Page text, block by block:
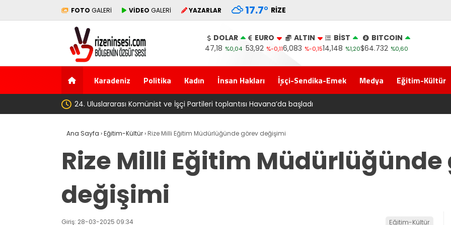
FOTO GALERİ VİDEO GALERİ YAZARLAR 17.7° RIZE
DOLAR
47,18 %0,04
EURO
53,92 %-0,11
ALTIN
6,083 %-0,15
BİST
14,148 %1,20
BITCOIN
$64.732 %0,60
Karadeniz Politika Kadın İnsan Hakları İşçi-Sendika-Emek Medya Eğitim-Kültür
‘Çerçeve yasa’ kanun teklifi Adalet Komisyonu’ndan geçti
Ana Sayfa ›Eğitim-Kültür› Rize Milli Eğitim Müdürlüğünde görev değişimi
Rize Milli Eğitim Müdürlüğünde
değişimi
Giriş: 28-03-2025 09:34 Eğitim-Kültür